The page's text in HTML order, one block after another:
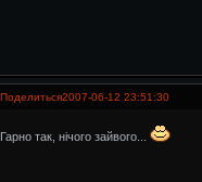
Поделиться2007-06-12 23:51:30
Гарно так, нічого зайвого...